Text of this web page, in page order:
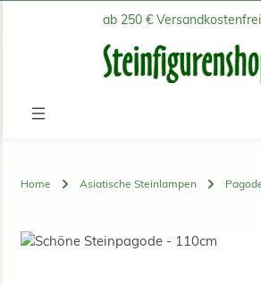
Zum Hauptinhalt springen
ab 250 €
Home Asiatische Steinlampen
Bildergalerie überspringen